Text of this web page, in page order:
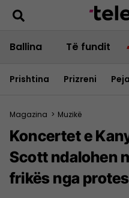
Ballina Të fundit
Prishtina Prizreni Peja
Magazina > Muzikë
Koncertet e
Scott ndalohen
frikës nga